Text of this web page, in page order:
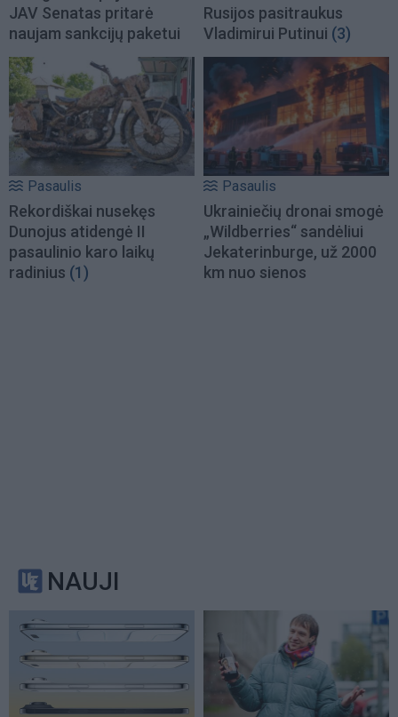
JAV Senatas pritarė
naujam sankcijų paketui
Rusijos pasitraukus
Vladimirui Putinui (3)
Pasaulis
Rekordiškai nusekęs
Dunojus atidengė II
pasaulinio karo laikų
radinius (1)
Pasaulis
Ukrainiečių dronai smogė
„Wildberries“ sandėliui
Jekaterinburge, už 2000
km nuo sienos
NAUJI